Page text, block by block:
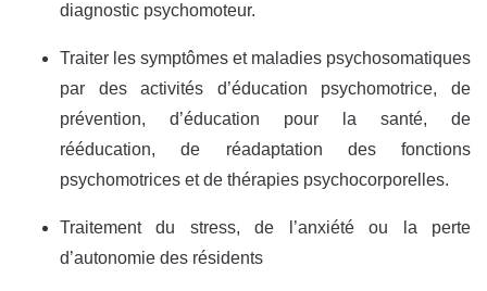
diagnostic psychomoteur.
Traiter les symptômes et maladies psychosomatiques
par des activités d’éducation psychomotrice, de
prévention, d’éducation pour la santé, de
rééducation, de réadaptation des fonctions
psychomotrices et de thérapies psychocorporelles.
Traitement du stress, de l’anxiété ou la perte
d’autonomie des résidents